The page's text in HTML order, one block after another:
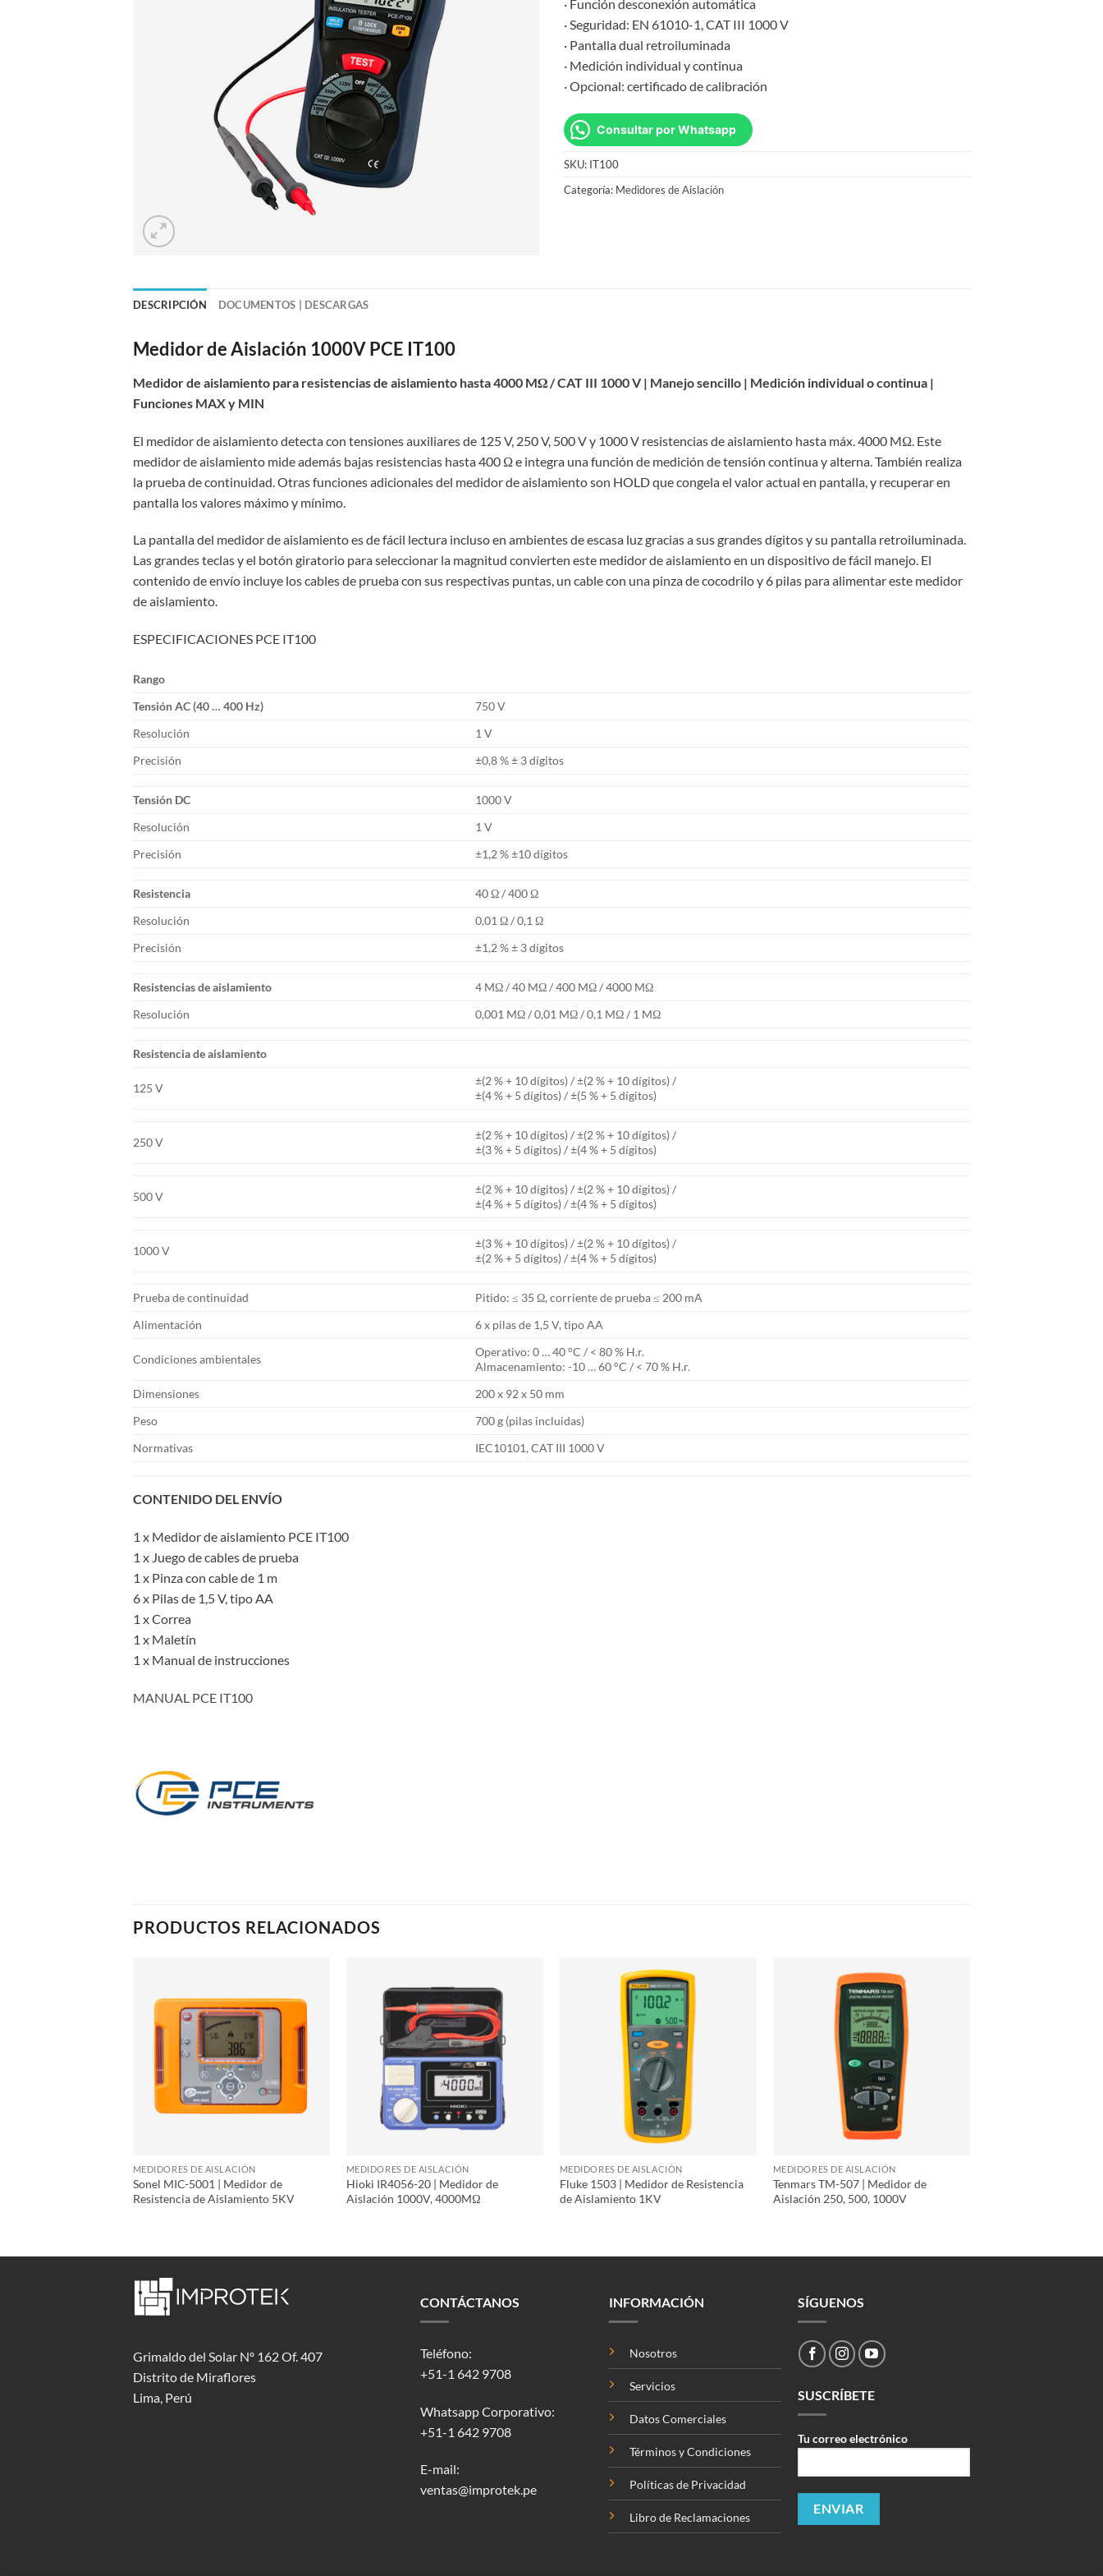
· Función desconexión automática
· Seguridad: EN 61010-1, CAT III 1000 V
· Pantalla dual retroiluminada
· Medición individual y continua
· Opcional: certificado de calibración
Consultar por Whatsapp
SKU: IT100
Categoría: Medidores de Aislación
DESCRIPCIÓN DOCUMENTOS | DESCARGAS
Medidor de Aislación 1000V PCE IT100
Medidor de aislamiento para resistencias de aislamiento hasta 4000 MΩ / CAT III 1000 V | Manejo sencillo | Medición individual o continua |
Funciones MAX y MIN
El medidor de aislamiento detecta con tensiones auxiliares de 125 V, 250 V, 500 V y 1000 V resistencias de aislamiento hasta máx. 4000 MΩ. Este
medidor de aislamiento mide además bajas resistencias hasta 400 Ω e integra una función de medición de tensión continua y alterna. También realiza
la prueba de continuidad. Otras funciones adicionales del medidor de aislamiento son HOLD que congela el valor actual en pantalla, y recuperar en
pantalla los valores máximo y mínimo.
La pantalla del medidor de aislamiento es de fácil lectura incluso en ambientes de escasa luz gracias a sus grandes dígitos y su pantalla retroiluminada.
Las grandes teclas y el botón giratorio para seleccionar la magnitud convierten este medidor de aislamiento en un dispositivo de fácil manejo. El
contenido de envío incluye los cables de prueba con sus respectivas puntas, un cable con una pinza de cocodrilo y 6 pilas para alimentar este medidor
de aislamiento.
ESPECIFICACIONES PCE IT100
Rango
Tensión AC (40 … 400 Hz)
750 V
Resolución
1 V
Precisión
±0,8 % ± 3 dígitos
Tensión DC
1000 V
Resolución
1 V
Precisión
±1,2 % ±10 dígitos
Resistencia
40 Ω / 400 Ω
Resolución
0,01 Ω / 0,1 Ω
Precisión
±1,2 % ± 3 dígitos
Resistencias de aislamiento
4 MΩ / 40 MΩ / 400 MΩ / 4000 MΩ
Resolución
0,001 MΩ / 0,01 MΩ / 0,1 MΩ / 1 MΩ
Resistencia de aislamiento
125 V
±(2 % + 10 dígitos) / ±(2 % + 10 dígitos) /
±(4 % + 5 dígitos) / ±(5 % + 5 dígitos)
250 V
±(2 % + 10 dígitos) / ±(2 % + 10 dígitos) /
±(3 % + 5 dígitos) / ±(4 % + 5 dígitos)
500 V
±(2 % + 10 dígitos) / ±(2 % + 10 dígitos) /
±(4 % + 5 dígitos) / ±(4 % + 5 dígitos)
1000 V
±(3 % + 10 dígitos) / ±(2 % + 10 dígitos) /
±(2 % + 5 dígitos) / ±(4 % + 5 dígitos)
Prueba de continuidad
Pitido: ≤ 35 Ω, corriente de prueba ≤ 200 mA
Alimentación
6 x pilas de 1,5 V, tipo AA
Condiciones ambientales
Operativo: 0 … 40 °C / < 80 % H.r.
Almacenamiento: -10 … 60 °C / < 70 % H.r.
Dimensiones
200 x 92 x 50 mm
Peso
700 g (pilas incluidas)
Normativas
IEC10101, CAT III 1000 V
CONTENIDO DEL ENVÍO
1 x Medidor de aislamiento PCE IT100
1 x Juego de cables de prueba
1 x Pinza con cable de 1 m
6 x Pilas de 1,5 V, tipo AA
1 x Correa
1 x Maletín
1 x Manual de instrucciones
MANUAL PCE IT100
PRODUCTOS RELACIONADOS
MEDIDORES DE AISLACIÓN
Sonel MIC-5001 | Medidor de
Resistencia de Aislamiento 5KV
MEDIDORES DE AISLACIÓN
Hioki IR4056-20 | Medidor de
Aislación 1000V, 4000MΩ
MEDIDORES DE AISLACIÓN
Fluke 1503 | Medidor de Resistencia
de Aislamiento 1KV
MEDIDORES DE AISLACIÓN
Tenmars TM-507 | Medidor de
Aislación 250, 500, 1000V
Grimaldo del Solar Nº 162 Of. 407
Distrito de Miraflores
Lima, Perú
CONTÁCTANOS
Teléfono:
+51-1 642 9708
Whatsapp Corporativo:
+51-1 642 9708
E-mail:
ventas@improtek.pe
INFORMACIÓN
Nosotros
Servicios
Datos Comerciales
Términos y Condiciones
Políticas de Privacidad
Libro de Reclamaciones
SÍGUENOS
SUSCRÍBETE
Tu correo electrónico